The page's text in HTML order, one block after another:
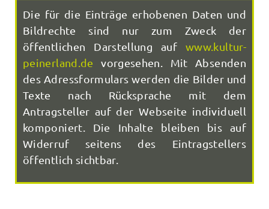
Die für die Einträge erhobenen Daten und
Bildrechte sind nur zum Zweck der
öffentlichen Darstellung aufwww.kultur-
peinerland.de vorgesehen. Mit Absenden
des Adressformulars werden die Bilder und
Texte nach Rücksprache mit dem
Antragsteller auf der Webseite individuell
komponiert. Die Inhalte bleiben bis auf
Widerruf seitens des Eintragstellers
öffentlich sichtbar.